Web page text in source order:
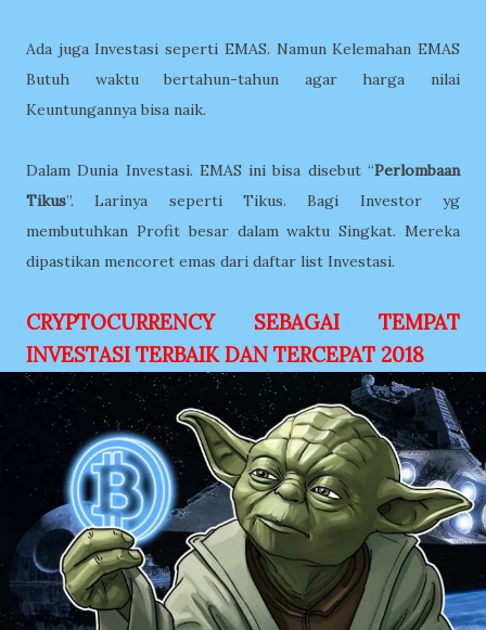
Ada juga Investasi seperti EMAS. Namun Kelemahan EMAS
Butuh waktu bertahun-tahun agar harga nilai
Keuntungannya bisa naik.
Dalam Dunia Investasi. EMAS ini bisa disebut “Perlombaan
Tikus”. Larinya seperti Tikus. Bagi Investor yg
membutuhkan Profit besar dalam waktu Singkat. Mereka
dipastikan mencoret emas dari daftar list Investasi.
CRYPTOCURRENCY SEBAGAI TEMPAT
INVESTASI TERBAIK DAN TERCEPAT 2018